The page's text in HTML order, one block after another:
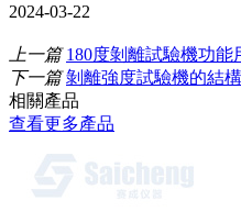
2024-03-22
上一篇 180度剝離試驗機功能
下一篇 剝離強度試驗機的結
相關產品
查看更多產品